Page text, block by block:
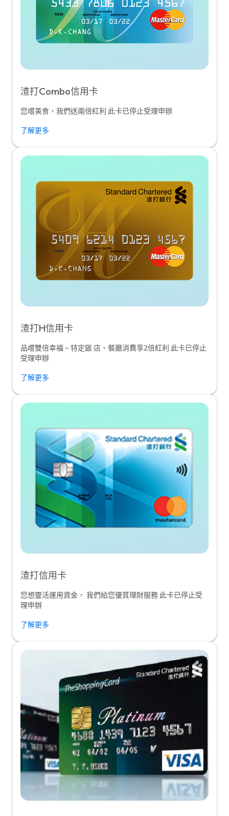
渣打Combo信用卡
您嚐美食，我們送兩倍紅利 此卡已停止受理申辦
了解更多
渣打H信用卡
品嚐雙倍幸福 – 特定飯 店、餐廳消費享2倍紅利 此卡已停止
受理申辦
了解更多
渣打信用卡
您想靈活運用資金， 我們給您優質理財服務 此卡已停止受
理申辦
了解更多